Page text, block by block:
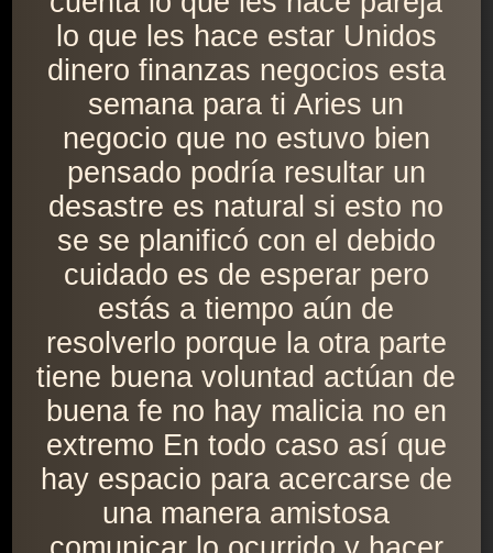
lo que les hace estar Unidos
dinero finanzas negocios esta
semana para ti Aries un
negocio que no estuvo bien
pensado podría resultar un
desastre es natural si esto no
se se planificó con el debido
cuidado es de esperar pero
estás a tiempo aún de
resolverlo porque la otra parte
tiene buena voluntad actúan de
buena fe no hay malicia no en
extremo En todo caso así que
hay espacio para acercarse de
una manera amistosa